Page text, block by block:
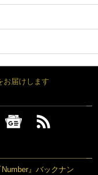
お届けします
』バックナン